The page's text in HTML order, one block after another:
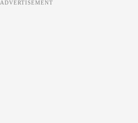
ADVERTISEMENT